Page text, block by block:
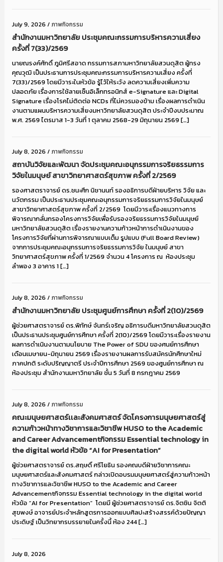
July 9, 2026 /ภาพกิจกรรม
สำนักงานมหาวิทยาลัย ประชุมคณะกรรมการบริหารความเสี่ยง
ครั้งที่ 7(33)/2569
นายณรงค์ศักดิ์ ภูมิศรีสอาด กรรมการสภามหาวิทยาลัยสวนดุสิต ผู้ทรง
คุณวุฒิ เป็นประธานการประชุมคณะกรรมการบริหารความเสี่ยง ครั้งที่
7(33)/2569 โดยมีวาระในหัวข้อ รู้ไว้ให้ระวัง ลดความเสี่ยงเพิ่มความ
ปลอดภัย เรื่องการใช้ลายเซ็นอิเล็กทรอนิกส์ e-Signature และ Digital
Signature เรื่องโรคไม่ติดต่อ NCDs ที่ไม่ควรมองข้าม เรื่องผลการดำเนิน
งานตามแผนบริหารความเสี่ยงมหาวิทยาลัยสวนดุสิต ประจำปีงบประมาณ
พ.ศ. 2569 ไตรมาส 1-3 วันที่ 1 ตุลาคม 2568-29 มิถุนายน 2569 […]
July 8, 2026 /ภาพกิจกรรม
สถาบันวิจัยและพัฒนา จัดประชุมคณะอนุกรรมการจริยธรรมการ
วิจัยในมนุษย์ สาขาวิทยาศาสตร์สุขภาพ ครั้งที่ 2/2569
รองศาสตราจารย์ ดร.ชนะศึก นิชานนท์ รองอธิการบดีฝ่ายบริหาร วิจัย และ
นวัตกรรม เป็นประธานประชุมคณะอนุกรรมการจริยธรรมการวิจัยในมนุษย์
สาขาวิทยาศาสตร์สุขภาพ ครั้งที่ 2/2569 โดยมีวาระเรื่องแนวทางการ
พิจารณากลั่นกรองโครงการวิจัยเพื่อรับรองจริยธรรมการวิจัยในมนุษย์
มหาวิทยาลัยสวนดุสิต เรื่องรายงานความก้าวหน้าการดำเนินงานของ
โครงการวิจัยที่ผ่านการพิจารณาแบบเต็ม รูปแบบ (Full Board Review)
จากการประชุมคณะอนุกรรมการจริยธรรมการวิจัย ในมนุษย์ สาขา
วิทยาศาสตร์สุขภาพ ครั้งที่ 1/2569 จำนวน 4 โครงการ ณ ห้องประชุม
ลำพอง 3 อาคาร 1 […]
July 8, 2026 /ภาพกิจกรรม
สำนักงานมหาวิทยาลัย ประชุมศูนย์การศึกษา ครั้งที่ 2(10)/2569
ผู้ช่วยศาสตราจารย์ ดร.พิทักษ์ จันทร์เจริญ อธิการบดีมหาวิทยาลัยสวนดุสิต
เป็นประธานประชุมศูนย์การศึกษา ครั้งที่ 2(10)/2569 โดยมีวาระเรื่องรายงาน
ผลการดำเนินงานตามนโยบาย The Power of SDU ของศนย์การศึกษา
เดือนเมษายน-มิถุนายน 2569 เรื่องรายงานผลการรับสมัครนักศึกษาใหม่
ภาคปกติ ระดับปริญญาตรี ประจำปีการศึกษา 2569 ของศูนย์การศึกษา ณ
ห้องประชุม สำนักงานมหาวิทยาลัย ชั้น 5 วันที่ 8 กรกฎาคม 2569
July 8, 2026 /ภาพกิจกรรม
คณะมนุษยศาสตร์เเละสังคมศาสตร์ จัดโครงการมนุษยศาสตร์สู่
ความก้าวหน้าทางวิชาการและวิชาชีพ HUSO to the Academic
and Career Advancementกิจกรรม Essential technology in
the digital world หัวข้อ “AI for Presentation”
ผู้ช่วยศาสตราจารย์ ดร.สฤษดิ์ ศรีโยธิน รองคณบดีฝ่ายวิชาการคณะ
มนุษยศาสตร์และสังคมศาสตร์ กล่าวเปิดอบรมมนุษยศาสตร์สู่ความก้าวหน้า
ทางวิชาการและวิชาชีพ HUSO to the Academic and Career
Advancementกิจกรรม Essential technology in the digital world
หัวข้อ “AI for Presentation” โดยมี ผู้ช่วยศาสตราจารย์ ดร.จิตชิน จิตติ
สุขพงษ์ อาจารย์ประจำหลักสูตรการออกแบบศิลปะสร้างสรรค์ด้วยปัญญา
ประดิษฐ์ เป็นวิทยากรบรรยายในครั้งนี้ ห้อง 244 […]
July 8, 2026